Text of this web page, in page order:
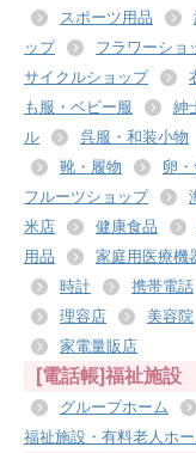
スポーツ用品
ップ
フラワーショ
サイクルショップ
も服・ベビー服
紳
ル
呉服・和装小物
靴・履物
卵
フルーツショップ
米店
健康食品
用品
家庭用医療機
時計
携帯電話
理容店
美容院
家電量販店
[電話帳]福祉施設
グループホーム
福祉施設・有料老人ホ